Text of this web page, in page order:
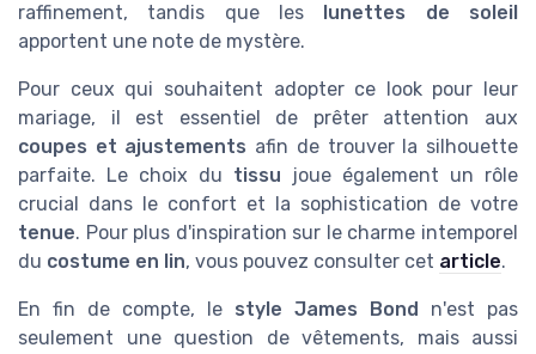
raffinement, tandis que les lunettes de soleil
apportent une note de mystère.
Pour ceux qui souhaitent adopter ce look pour leur
mariage, il est essentiel de prêter attention aux
coupes et ajustements afin de trouver la silhouette
parfaite. Le choix du tissu joue également un rôle
crucial dans le confort et la sophistication de votre
tenue. Pour plus d'inspiration sur le charme intemporel
du costume en lin, vous pouvez consulter cet article.
En fin de compte, le style James Bond n'est pas
seulement une question de vêtements, mais aussi